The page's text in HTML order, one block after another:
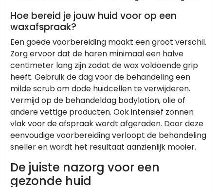
Hoe bereid je jouw huid voor op een
waxafspraak?
Een goede voorbereiding maakt een groot verschil.
Zorg ervoor dat de haren minimaal een halve
centimeter lang zijn zodat de wax voldoende grip
heeft. Gebruik de dag voor de behandeling een
milde scrub om dode huidcellen te verwijderen.
Vermijd op de behandeldag bodylotion, olie of
andere vettige producten. Ook intensief zonnen
vlak voor de afspraak wordt afgeraden. Door deze
eenvoudige voorbereiding verloopt de behandeling
sneller en wordt het resultaat aanzienlijk mooier.
De juiste nazorg voor een
gezonde huid